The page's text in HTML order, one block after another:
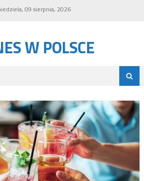
09 sierpnia, 2026
W POLSCE